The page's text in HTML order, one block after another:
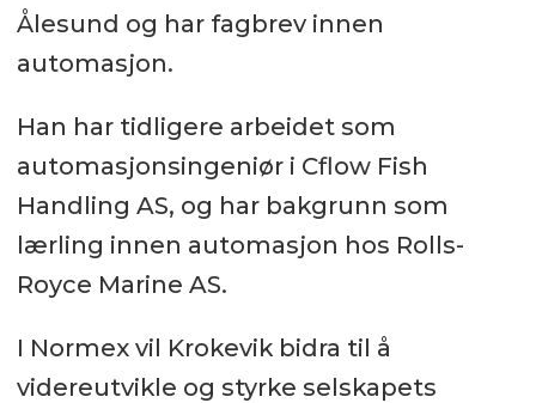
Ålesund og har fagbrev innen
automasjon.
Han har tidligere arbeidet som
automasjonsingeniør i Cflow Fish
Handling AS, og har bakgrunn som
lærling innen automasjon hos Rolls-
Royce Marine AS.
I Normex vil Krokevik bidra til å
videreutvikle og styrke selskapets